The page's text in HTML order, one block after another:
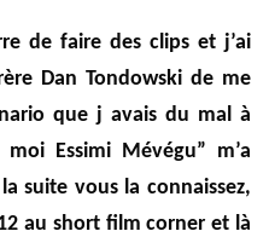
de faire des clips et j’ai
Dan Tondowski de me
que j avais du mal
à
Essimi Mévégu” m’a
la suite vous la connaissez,
au short film corner et là